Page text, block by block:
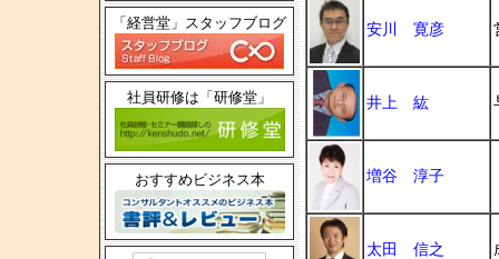
「経営堂」スタッフブログ
社員研修は「研修堂」
おすすめビジネス本
安川 寛彦
井上 紘
増谷 淳子
太田 信之